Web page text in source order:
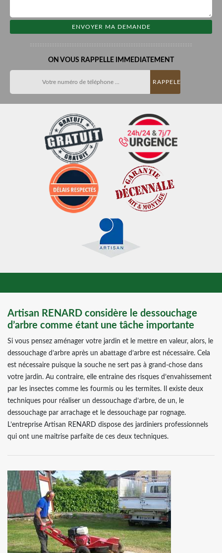
ON VOUS RAPPELLE IMMEDIATEMENT
Artisan RENARD considère le dessouchage
d’arbre comme étant une tâche importante
Si vous pensez aménager votre jardin et le mettre en valeur, alors, le
dessouchage d’arbre après un abattage d’arbre est nécessaire. Cela
est nécessaire puisque la souche ne sert pas à grand-chose dans
votre jardin. Au contraire, elle entraine des risques d’envahissement
par les insectes comme les fourmis ou les termites. Il existe deux
techniques pour réaliser un dessouchage d’arbre, de un, le
dessouchage par arrachage et le dessouchage par rognage.
L’entreprise Artisan RENARD dispose des jardiniers professionnels
qui ont une maitrise parfaite de ces deux techniques.